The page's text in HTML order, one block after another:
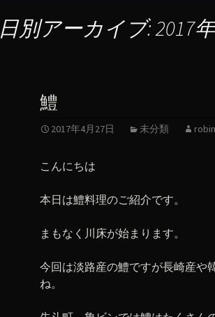
日別アーカイブ: 2017
鱧
2017年4月27日 未分類
こんにちは
本日は鱧料理のご紹介です。
まもなく川床が始まります。
今回は淡路産の鱧ですが長崎産や
ね。